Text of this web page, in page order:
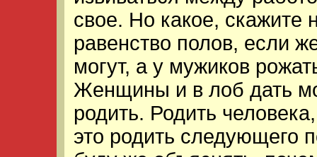
свое. Но какое, скажите
равенство полов, если
могут, а у мужиков
Женщины и в лоб дать
родить. Родить
это родить следующего